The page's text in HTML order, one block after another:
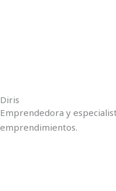
Diris
Emprendedora y
emprendimientos.